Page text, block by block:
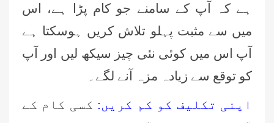
ہے کہ آپ کے سامنے جو کام پڑا ہے، اس
میں سے مثبت پہلو تلاش کریں ہوسکتا ہے
آپ اس میں کوئی نئی چیز سیکھ لیں اور آپ
کو توقع سے زیادہ مزہ آنے لگے۔
اپنی تکلیف کو کم کریں: کسی کام کے